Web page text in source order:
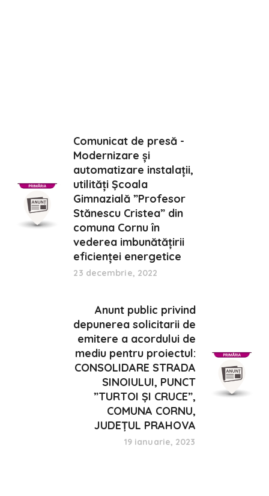
Comunicat de presă -
Modernizare și
automatizare instalații,
utilități Școala
Gimnazială ”Profesor
Stănescu Cristea” din
comuna Cornu în
vederea imbunătățirii
eficienței energetice
23 decembrie, 2022
Anunt public privind
depunerea solicitarii de
emitere a acordului de
mediu pentru proiectul:
CONSOLIDARE STRADA
SINOIULUI, PUNCT
”TURTOI ȘI CRUCE”,
COMUNA CORNU,
JUDEȚUL PRAHOVA
19 ianuarie, 2023